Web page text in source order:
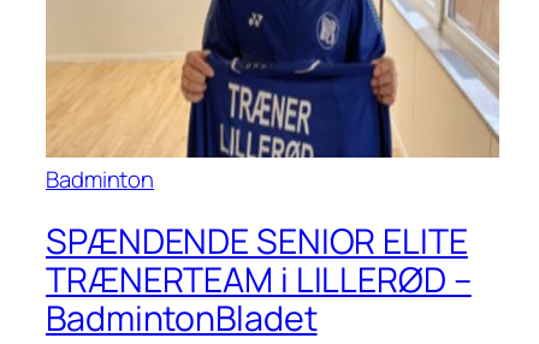
Badminton
SPÆNDENDE SENIOR ELITE
TRÆNERTEAM i LILLERØD –
BadmintonBladet